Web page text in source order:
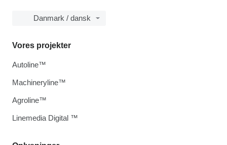
Danmark / dansk
Vores projekter
Autoline™
Machineryline™
Agroline™
Linemedia Digital ™